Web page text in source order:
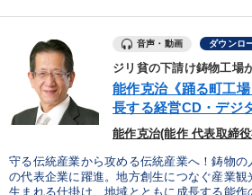
音声・動画 ダウンロ
ジリ貧の下請け鋳物工場
能作克治《踊る町工
長する経営CD・デジ
能作克治(能作 代表取締
守る伝統産業から攻める伝統産業へ！鋳物
の代表企業に躍進。地方創生につなぐ産業
生まれる仕掛け…地域とともに成長する能作